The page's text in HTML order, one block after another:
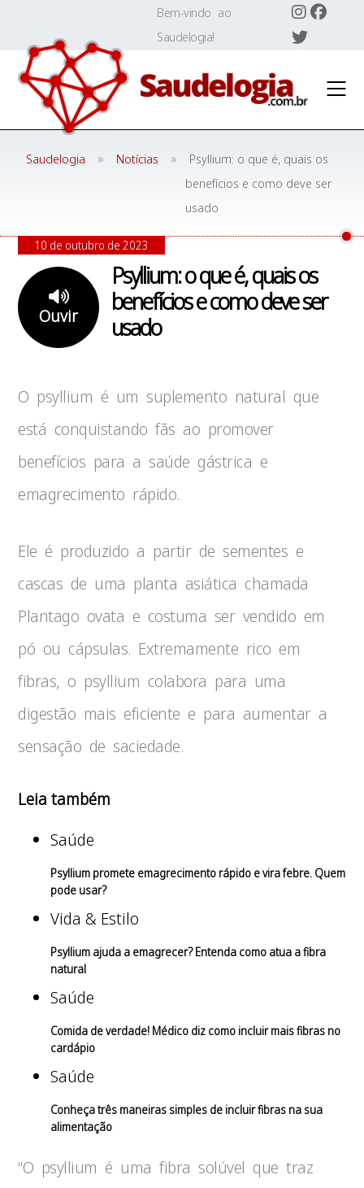
content
Bem-vindo ao
Saudelogia!
Saudelogia » Notícias »
Psyllium: o que é, quais os
benefícios e como deve ser
usado
Psyllium: o que é, quais os
benefícios e como deve ser
usado
Ouvir
10 de outubro de 2023
O psyllium é um suplemento natural que
está conquistando fãs ao promover
benefícios para a saúde gástrica e
emagrecimento rápido.
Ele é produzido a partir de sementes e
cascas de uma planta asiática chamada
Plantago ovata e costuma ser vendido em
pó ou cápsulas. Extremamente rico em
fibras, o psyllium colabora para uma
digestão mais eficiente e para aumentar a
sensação de saciedade.
Leia também
Saúde
Psyllium promete emagrecimento rápido e vira febre. Quem
pode usar?
Vida & Estilo
Psyllium ajuda a emagrecer? Entenda como atua a fibra
natural
Saúde
Comida de verdade! Médico diz como incluir mais fibras no
cardápio
Saúde
Conheça três maneiras simples de incluir fibras na sua
alimentação
“O psyllium é uma fibra solúvel que traz